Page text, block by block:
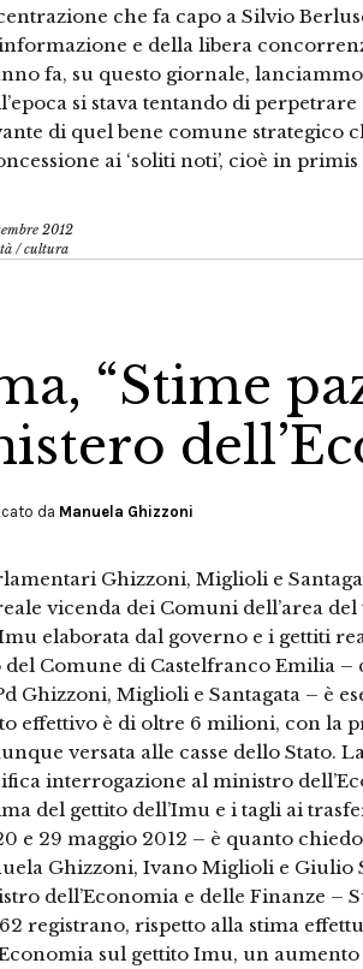
che fa capo a Silvio
e della libera
fa, su questo giornale, lanciammo
si stava tentando di
di quel bene comune strategico
ai ‘soliti noti’, cioè in
2012
/cultura
“Stime
da Manuela Ghizzoni
Ghizzoni, Miglioli e
vicenda dei Comuni dell’area
elaborata dal governo e i gettiti
del Comune di Castelfranco Emilia
Ghizzoni, Miglioli e Santagata – è
effettivo è di oltre 6 milioni, con la
versata alle casse dello Stato.
interrogazione al ministro
del gettito dell’Imu e i tagli ai
e 29 maggio 2012 – è quanto
Ghizzoni, Ivano Miglioli e Giulio
dell’Economia e delle Finanze –
registrano, rispetto alla stima
sul gettito Imu, un